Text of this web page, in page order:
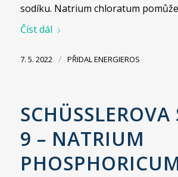
sodíku. Natrium chloratum
Číst dál
7. 5. 2022 / PŘIDAL ENERGIEROS
SCHÜSSLEROVA
9 – NATRIUM